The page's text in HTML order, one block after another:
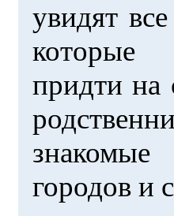
увидят
придти на
городов и